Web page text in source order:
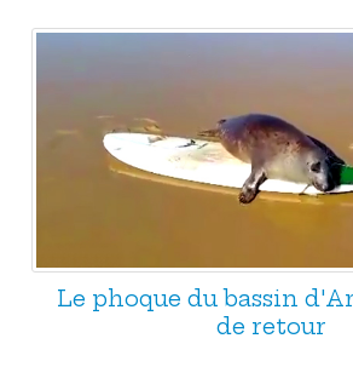
Le phoque du bassin
de retour